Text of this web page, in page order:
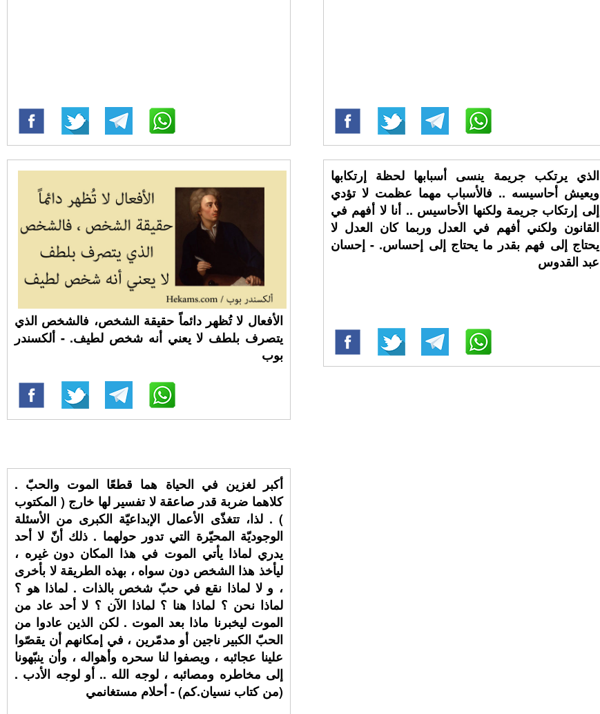
الأفعال لا تُظهر دائماً حقيقة الشخص، فالشخص الذي
يتصرف بلطف لا يعني أنه شخص لطيف. - ألكسندر
بوب
الذي يرتكب جريمة ينسى أسبابها لحظة إرتكابها
ويعيش أحاسيسه .. فالأسباب مهما عظمت لا تؤدي
إلى إرتكاب جريمة ولكنها الأحاسيس .. أنا لا أفهم في
القانون ولكني أفهم في العدل وربما كان العدل لا
يحتاج إلى فهم بقدر ما يحتاج إلى إحساس. - إحسان
عبد القدوس
أكبر لغزين في الحياة هما قطعًا الموت والحبّ .
كلاهما ضربة قدر صاعقة لا تفسير لها خارج ( المكتوب
) . لذا، تتغذّى الأعمال الإبداعيّة الكبرى من الأسئلة
الوجوديّة المحيّرة التي تدور حولهما . ذلك أنّ لا أحد
يدري لماذا يأتي الموت في هذا المكان دون غيره ،
ليأخذ هذا الشخص دون سواه ، بهذه الطريقة لا بأخرى
، و لا لماذا نقع في حبّ شخص بالذات . لماذا هو ؟
لماذا نحن ؟ لماذا هنا ؟ لماذا الآن ؟ لا أحد عاد من
الموت ليخبرنا ماذا بعد الموت . لكن الذين عادوا من
الحبّ الكبير ناجين أو مدمّرين ، في إمكانهم أن يقصّوا
علينا عجائبه ، ويصفوا لنا سحره وأهواله ، وأن ينبّهونا
إلى مخاطره ومصائبه ، لوجه الله .. أو لوجه الأدب .
(من كتاب نسيان.كم) - أحلام مستغانمي